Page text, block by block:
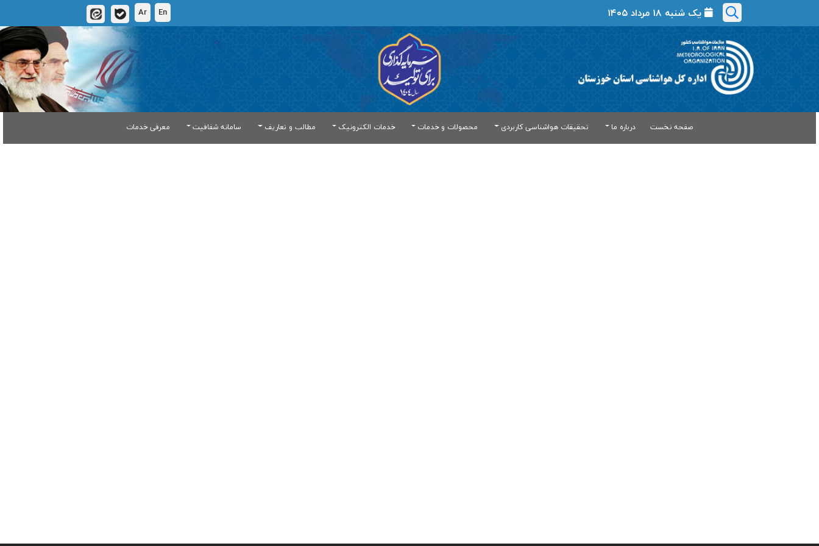
یک شنبه ۱۸ مرداد ۱۴۰۵ En
Ar
صفحه نخست درباره ما تحقیقات هواشناسی کاربردی محصولات و خدمات خدمات الکترونیک مطالب و تعاریف سامانه شفافیت معرفی خدمات